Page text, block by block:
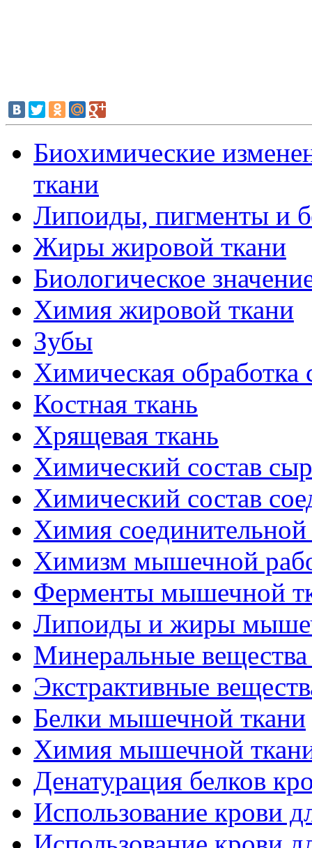
Биохимические
ткани
Липоиды, пигменты и
Жиры жировой ткани
Биологическое
Химия жировой ткани
Зубы
Химическая обработка
Костная ткань
Хрящевая ткань
Химический состав
Химический состав
Химия соединительной
Химизм мышечной
Ферменты мышечной
Липоиды и жиры
Минеральные
Экстрактивные
Белки мышечной ткани
Химия мышечной
Денатурация белков
Использование крови